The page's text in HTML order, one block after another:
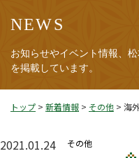
NEWS
お知らせやイベント情報、
を掲載しています。
トップ > 新着情報 > その他 > 海
2021.01.24 その他